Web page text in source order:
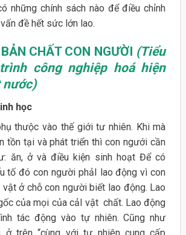
những chính sách nào để điều chỉnh
đề hết sức lớn lao.
CHẤT CON NGƯỜI (Tiểu
công nghiệp hoá hiện
nước)
học
thưộc vào thế giới tư nhiên. Khi mà
tồn tại và phát triển thì con ngưới cần
ăn, ở và điều kiện sinh hoạt Để có
tố đó con người phảI lao động vì con
ở chỗ con người biết lao động. Lao
của mọi của cảI vật chất. Lao động
tác động vào tự nhiên. Cũng như
ở trên “cùng với tư nhiên cung cấp